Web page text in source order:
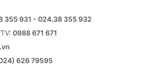
355 931 - 024.38 355 932
0988 671 671
626 79595